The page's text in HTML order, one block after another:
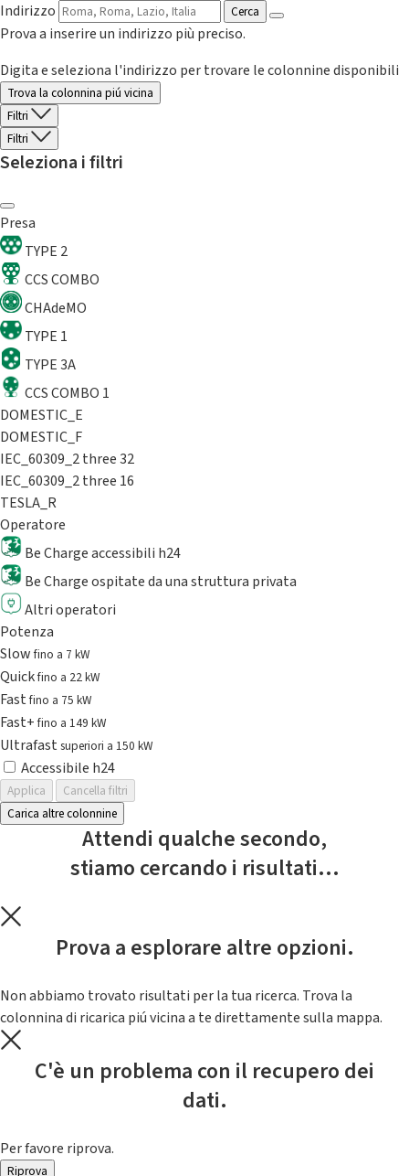
Indirizzo
Cerca
Prova a inserire un indirizzo più preciso.
Digita e seleziona l'indirizzo per trovare le colonnine disponibili
Trova la colonnina piú vicina
Filtri
Filtri
Seleziona i filtri
Presa
TYPE 2
CCS COMBO
CHAdeMO
TYPE 1
TYPE 3A
CCS COMBO 1
DOMESTIC_E
DOMESTIC_F
IEC_60309_2 three 32
IEC_60309_2 three 16
TESLA_R
Operatore
Be Charge accessibili h24
Be Charge ospitate da una struttura privata
Altri operatori
Potenza
Slowfino a 7 kW
Quickfino a 22 kW
Fastfino a 75 kW
Fast+fino a 149 kW
Ultrafast superiori a 150 kW
Accessibile h24
Applica
Cancella filtri
Carica altre colonnine
Attendi qualche secondo,
stiamo cercando i risultati...
Prova a esplorare altre opzioni.
Non abbiamo trovato risultati per la tua ricerca. Trova la
colonnina di ricarica piú vicina a te direttamente sulla mappa.
C'è un problema con il recupero dei
dati.
Per favore riprova.
Riprova